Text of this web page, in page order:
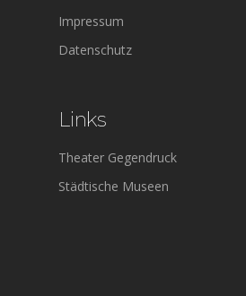
Impressum
Datenschutz
Links
Theater Gegendruck
Städtische Museen